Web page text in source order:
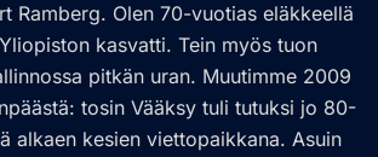
Ramberg. Olen 70-vuotias eläkkeellä
kasvatti. Tein myös tuon
pitkän uran. Muutimme 2009
tosin Vääksy tuli tutuksi jo 80-
alkaen kesien viettopaikkana. Asuin